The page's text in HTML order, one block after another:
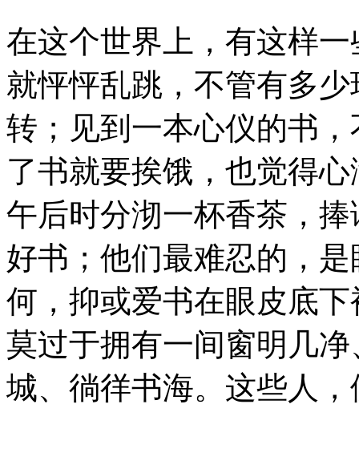
在这个世界上，有这样
就怦怦乱跳，不管有多
转；见到一本心仪的书
了书就要挨饿，也觉得
午后时分沏一杯香茶，
好书；他们最难忍的，
何，抑或爱书在眼皮底
莫过于拥有一间窗明几
城、徜徉书海。这些人